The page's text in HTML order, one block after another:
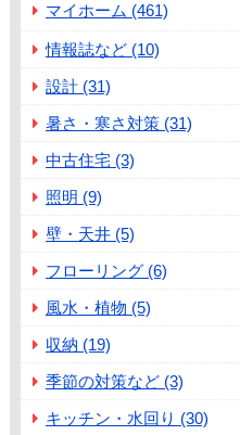
マイホーム (461)
情報誌など (10)
設計 (31)
暑さ・寒さ対策 (31)
中古住宅 (3)
照明 (9)
壁・天井 (5)
フローリング (6)
風水・植物 (5)
収納 (19)
季節の対策など (3)
キッチン・水回り (30)